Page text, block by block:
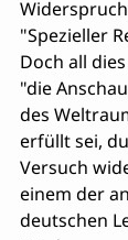
"Spezieller
Doch all
"die
des
erfüllt sei,
Versuch
einem der
deutschen